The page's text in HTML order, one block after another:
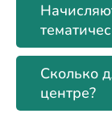
Сколько
центре?